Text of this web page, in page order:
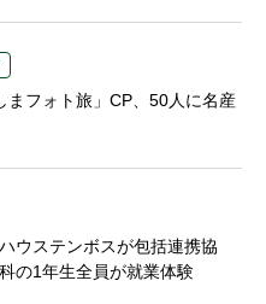
まフォト旅」CP、50人に名産
ウステンボスが包括連携協
の1年生全員が就業体験